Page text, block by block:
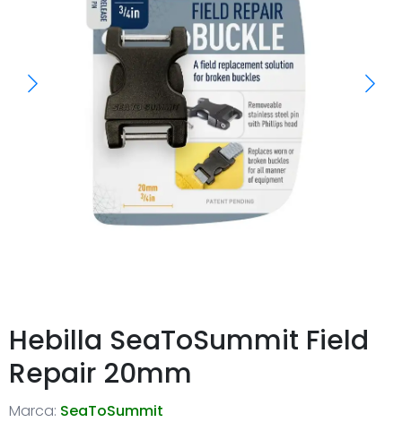
Hebilla SeaToSummit Field
Repair 20mm
Marca: SeaToSummit